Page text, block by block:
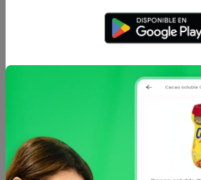
Análisis de precio
Sin descripción